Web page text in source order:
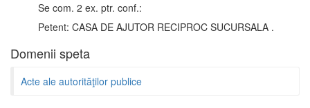
Se com. 2 ex. ptr. conf.:
Petent: CASA DE AJUTOR RECIPROC SUCURSALA .
Domenii speta
Acte ale autorităţilor publice